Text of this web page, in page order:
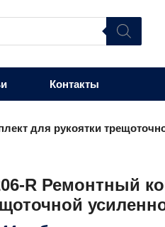
Контакты
для рукоятки
R Ремонтный